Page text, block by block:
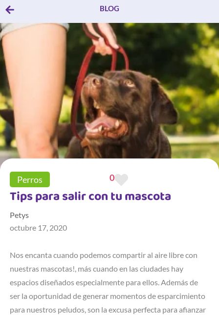
BLOG
Perros 0
Tips para salir con tu mascota
Petys
octubre 17, 2020
Nos encanta cuando podemos compartir al aire libre con
nuestras mascotas!, más cuando en las ciudades hay
espacios diseñados especialmente para ellos. Además de
ser la oportunidad de generar momentos de esparcimiento
para nuestros peludos, son la excusa perfecta para afianzar